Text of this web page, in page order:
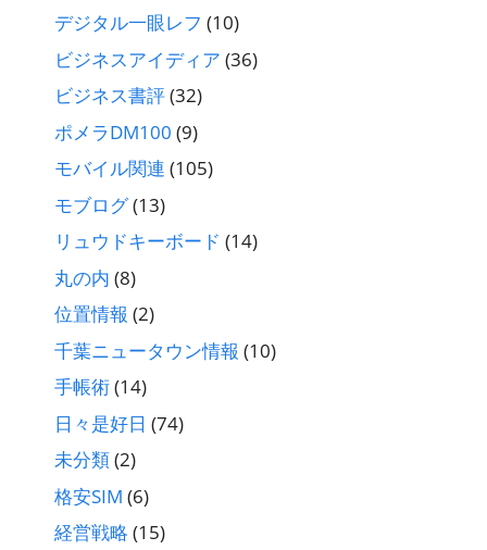
デジタル一眼レフ (10)
ビジネスアイディア (36)
ビジネス書評(32)
ポメラDM100 (9)
モバイル関連 (105)
モブログ(13)
リュウドキーボード (14)
丸の内 (8)
位置情報 (2)
千葉ニュータウン情報 (10)
手帳術(14)
日々是好日 (74)
未分類(2)
格安SIM (6)
経営戦略 (15)